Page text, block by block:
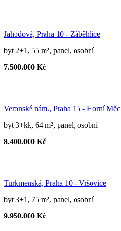
Jahodová, Praha 10 - Záběhlice
byt 2+1, 55 m², panel, osobní
7.500.000 Kč
Veronské nám., Praha 15 - Horní
byt 3+kk, 64 m², panel, osobní
8.400.000 Kč
Turkmenská, Praha 10 - Vršovice
byt 3+1, 75 m², panel, osobní
9.950.000 Kč